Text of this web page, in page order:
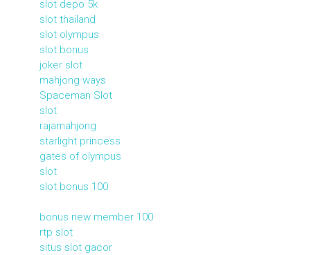
slot depo 5k
slot thailand
slot olympus
slot bonus
joker slot
mahjong ways
Spaceman Slot
slot
rajamahjong
starlight princess
gates of olympus
slot
slot bonus 100
bonus new member 100
rtp slot
situs slot gacor